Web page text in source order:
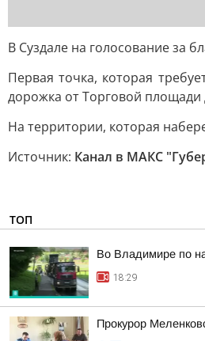
В Суздале на голосование за
Первая точка, которая
дорожка от Торговой площади
На территории, которая
Источник: Канал в МАКС
ТОП
Во Владимире по
18:29
Прокурор